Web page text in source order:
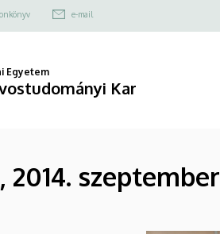
e-mail
Egyetem
Kar
2014. szeptember